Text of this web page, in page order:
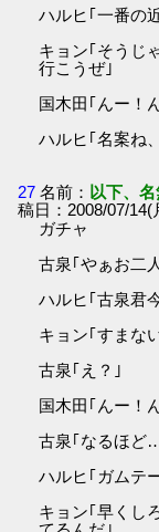
ハルヒ｢一番の
キョン｢そうじ
行こうぜ｣
国木田｢んー！
ハルヒ｢名案ね
27 名前： 以下、
稿日：2008/07/
ガチャ
古泉｢やぁお二
ハルヒ｢古泉君
キョン｢すまな
古泉｢え？｣
国木田｢んー！
古泉｢なるほど
ハルヒ｢ガムテ
キョン｢早くし